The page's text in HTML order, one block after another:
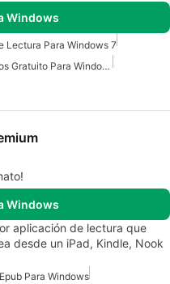
Windows
Lectura Para Windows 7
Lector De Libros Gratuito Para Windows
Windows
aplicación de lectura que
desde un iPad, Kindle, Nook
Para Windows